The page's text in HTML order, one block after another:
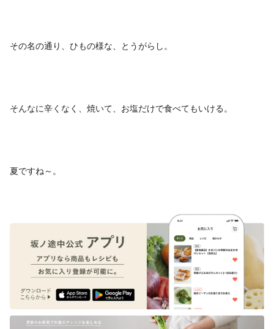
その名の通り、ひもの様な、とうがらし。
そんなに辛くなく、焼いて、お塩だけで食べてもいける。
夏ですね～。